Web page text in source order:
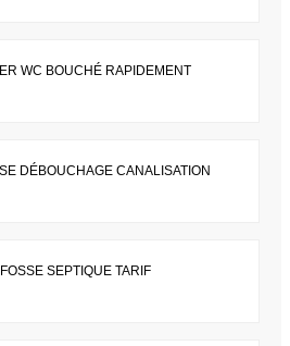
WC BOUCHÉ RAPIDEMENT
DÉBOUCHAGE CANALISATION
SEPTIQUE TARIF